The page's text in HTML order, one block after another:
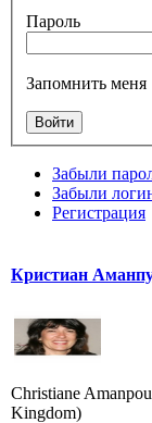
Пароль
Запомнить меня
Забыли
Забыли
Регистрация
Кристиан
Christiane
Kingdom)